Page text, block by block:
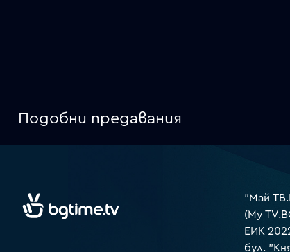
Подобни предавания
"Май
(My
ЕИК
бул.